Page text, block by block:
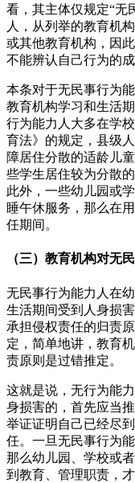
看，其主体仅规定“无
人，从列举的教育机
或其他教育机构，因
不能辨认自己行为的成
本条对于无民事行为
教育机构学习和生活
行为能力人大多在学
育法》的规定，县级
障居住分散的适龄儿
些学生居住较为分散
此外，一些幼儿园或
睡午休服务，那么在
任期间。
（三）教育机构对无
无民事行为能力人在
生活期间受到人身损
承担侵权责任的归责
定，简单地讲，教育
责原则是过错推定。
这就是说，无行为能
身损害的，首先应当
举证证明自己已经尽
任。一旦无民事行为
那么幼儿园、学校或
到教育、管理职责，